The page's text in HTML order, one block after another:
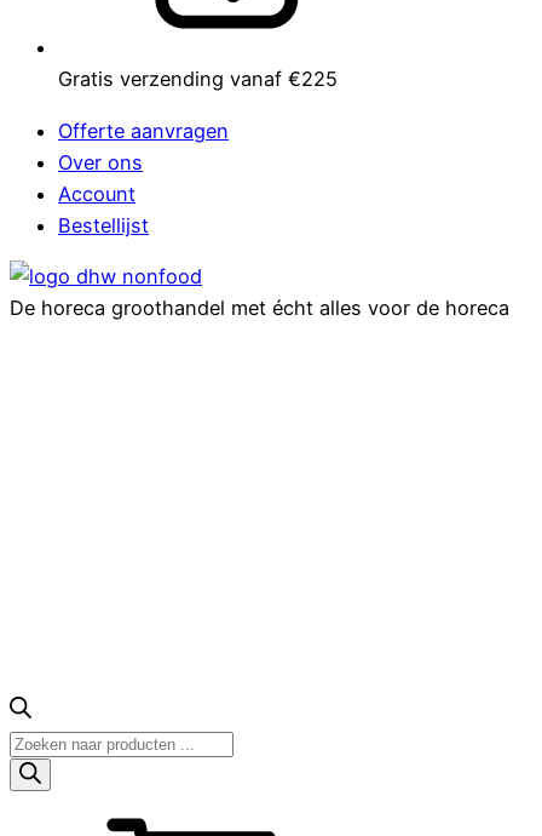
Gratis verzending vanaf €225
Offerte aanvragen
Over ons
Account
Bestellijst
De horeca groothandel met écht alles voor de horeca
Producten
zoeken